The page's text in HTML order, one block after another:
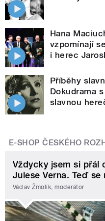
Hana
vzpomínají
i herec
Příběhy
Dokudrama
slavnou
E-SHOP ČESKÉHO
Vždycky jsem si přál
Julese Verna. Teď
Václav Žmolík, moderátor